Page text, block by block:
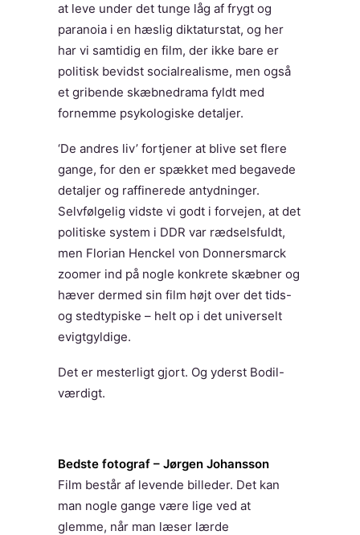
at leve under det tunge låg af frygt og
paranoia i en hæslig diktaturstat, og her
har vi samtidig en film, der ikke bare er
politisk bevidst socialrealisme, men også
et gribende skæbnedrama fyldt med
fornemme psykologiske detaljer.
‘De andres liv’ fortjener at blive set flere
gange, for den er spækket med begavede
detaljer og raffinerede antydninger.
Selvfølgelig vidste vi godt i forvejen, at det
politiske system i DDR var rædselsfuldt,
men Florian Henckel von Donnersmarck
zoomer ind på nogle konkrete skæbner og
hæver dermed sin film højt over det tids-
og stedtypiske – helt op i det universelt
evigtgyldige.
Det er mesterligt gjort. Og yderst Bodil-
værdigt.
Bedste fotograf – Jørgen Johansson
Film består af levende billeder. Det kan
man nogle gange være lige ved at
glemme, når man læser lærde